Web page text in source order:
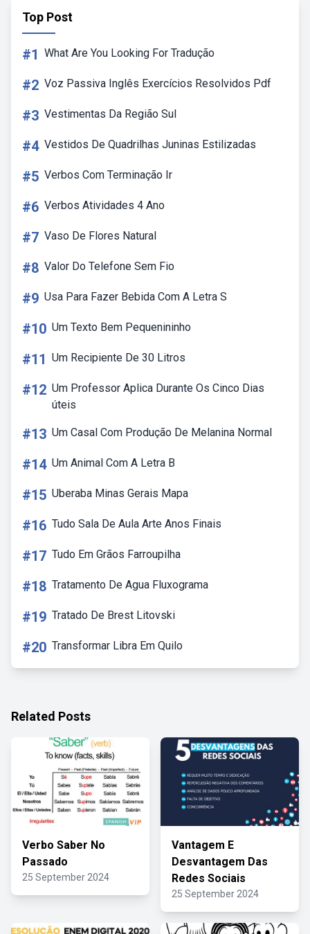
Top Post
#1 What Are You Looking For Tradução
#2 Voz Passiva Inglês Exercícios Resolvidos Pdf
#3 Vestimentas Da Região Sul
#4 Vestidos De Quadrilhas Juninas Estilizadas
#5 Verbos Com Terminação Ir
#6 Verbos Atividades 4 Ano
#7 Vaso De Flores Natural
#8 Valor Do Telefone Sem Fio
#9 Usa Para Fazer Bebida Com A Letra S
#10 Um Texto Bem Pequenininho
#11 Um Recipiente De 30 Litros
#12 Um Professor Aplica Durante Os Cinco Dias
úteis
#13 Um Casal Com Produção De Melanina Normal
#14 Um Animal Com A Letra B
#15 Uberaba Minas Gerais Mapa
#16 Tudo Sala De Aula Arte Anos Finais
#17 Tudo Em Grãos Farroupilha
#18 Tratamento De Agua Fluxograma
#19 Tratado De Brest Litovski
#20 Transformar Libra Em Quilo
Related Posts
Verbo Saber No
Passado
25 September 2024
Vantagem E
Desvantagem Das
Redes Sociais
25 September 2024